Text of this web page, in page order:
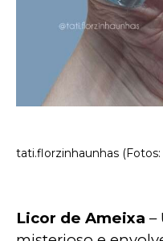
tati.florzinhaunhas
Licor de Ameixa –